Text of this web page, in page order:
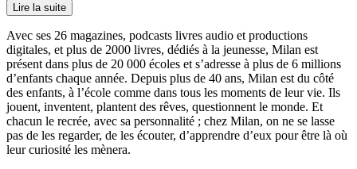
Lire la suite
Avec ses 26 magazines, podcasts livres audio et productions
digitales, et plus de 2000 livres, dédiés à la jeunesse, Milan est
présent dans plus de 20 000 écoles et s’adresse à plus de 6 millions
d’enfants chaque année. Depuis plus de 40 ans, Milan est du côté
des enfants, à l’école comme dans tous les moments de leur vie. Ils
jouent, inventent, plantent des rêves, questionnent le monde. Et
chacun le recrée, avec sa personnalité ; chez Milan, on ne se lasse
pas de les regarder, de les écouter, d’apprendre d’eux pour être là où
leur curiosité les mènera.